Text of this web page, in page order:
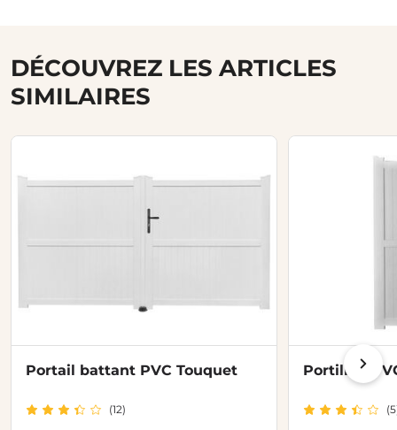
DÉCOUVREZ LES ARTICLES
SIMILAIRES
Portail battant PVC Touquet
(12)
Portillon